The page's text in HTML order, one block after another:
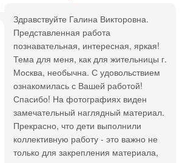
Здравствуйте Галина Викторовна.
Представленная работа
познавательная, интересная, яркая!
Тема для меня, как для жительницы г.
Москва, необычна. С удовольствием
ознакомилась с Вашей работой!
Спасибо! На фотографиях виден
замечательный наглядный материал.
Прекрасно, что дети выполнили
коллективную работу - это важно не
только для закрепления материала,